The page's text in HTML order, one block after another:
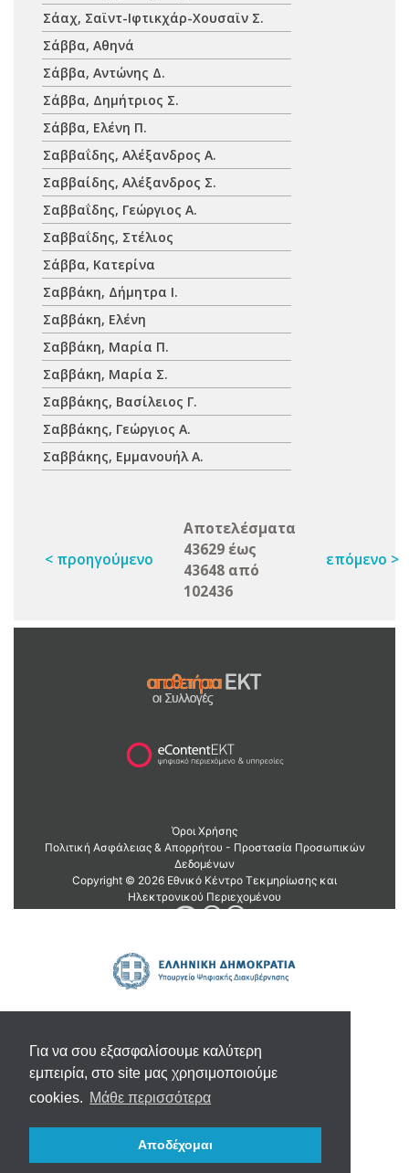
Για να σου εξασφαλίσουμε καλύτερη
εμπειρία, στο site μας χρησιμοποιούμε
cookies. Μάθε περισσότερα
Αποδέχομαι
Σάαχ, Σαϊντ-Ιφτικχάρ-Χουσαϊν Σ.
Σάββα, Αθηνά
Σάββα, Αντώνης Δ.
Σάββα, Δημήτριος Σ.
Σάββα, Ελένη Π.
Σαββαΐδης, Αλέξανδρος Α.
Σαββαίδης, Αλέξανδρος Σ.
Σαββαΐδης, Γεώργιος Α.
Σαββαΐδης, Στέλιος
Σάββα, Κατερίνα
Σαββάκη, Δήμητρα Ι.
Σαββάκη, Ελένη
Σαββάκη, Μαρία Π.
Σαββάκη, Μαρία Σ.
Σαββάκης, Βασίλειος Γ.
Σαββάκης, Γεώργιος Α.
Σαββάκης, Εμμανουήλ Α.
< προηγούμενο
Αποτελέσματα
43629 έως
43648 από
102436
επόμενο >